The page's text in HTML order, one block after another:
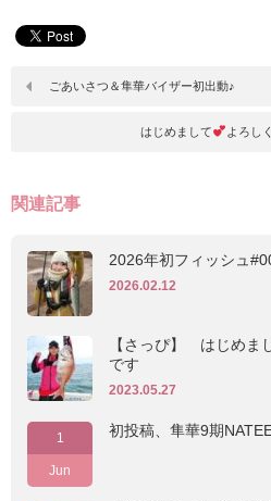
ごあいさつ＆隼華バイザー初出動♪
はじめまして よろし
関連記事
2026年初フィッシュ
2026.02.12
【さっぴ】 はじめ
です
2023.05.27
1
Jun
初投稿、隼華9期